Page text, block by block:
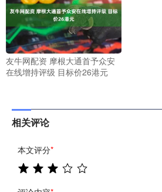
友牛网配资 摩根大通首予众安
在线增持评级 目标价26港元
相关评论
本文评分*